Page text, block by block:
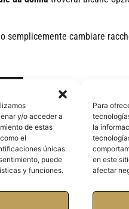
semplicemente cambiare